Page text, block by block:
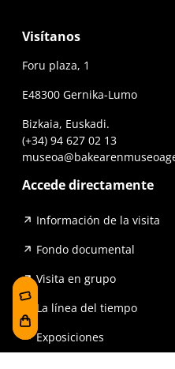
Visítanos
Foru plaza, 1
E48300 Gernika-Lumo
Bizkaia, Euskadi.
(+34) 94 627 02 13
Accede directamente
Información de la visita
Fondo documental
Visita en grupo
La línea del tiempo
Exposiciones